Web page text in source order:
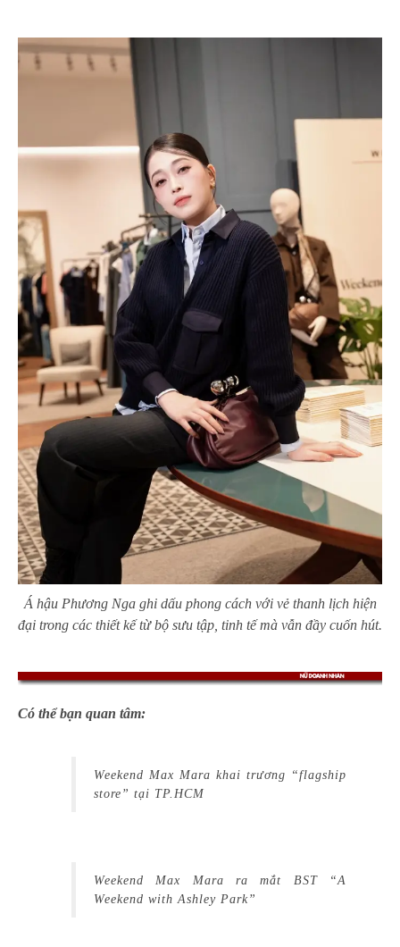
Á hậu Phương Nga ghi dấu phong cách với vẻ thanh lịch hiện
đại trong các thiết kế từ bộ sưu tập, tinh tế mà vẫn đầy cuốn hút.
Có thể bạn quan tâm:
Weekend Max Mara khai trương “flagship
store” tại TP.HCM
Weekend Max Mara ra mắt BST “A
Weekend with Ashley Park”